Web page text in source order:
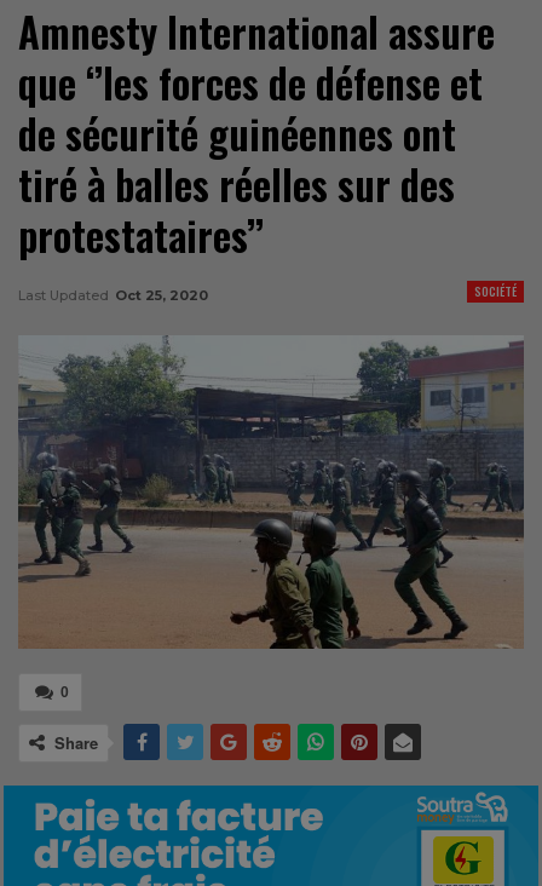
Amnesty International assure
que ‘’les forces de défense et
de sécurité guinéennes ont
tiré à balles réelles sur des
protestataires’’
SOCIÉTÉ
Last Updated Oct 25, 2020
0
Share